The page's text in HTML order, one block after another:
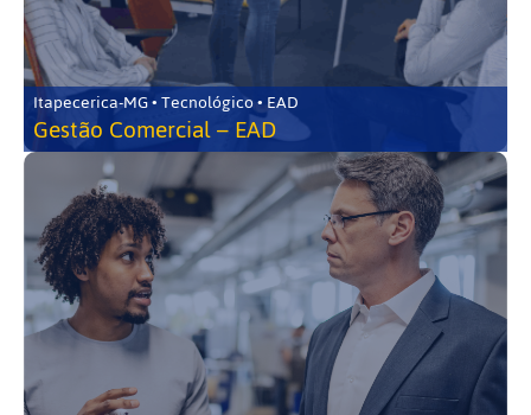
Itapecerica-MG • Tecnológico • EAD
Gestão Comercial – EAD